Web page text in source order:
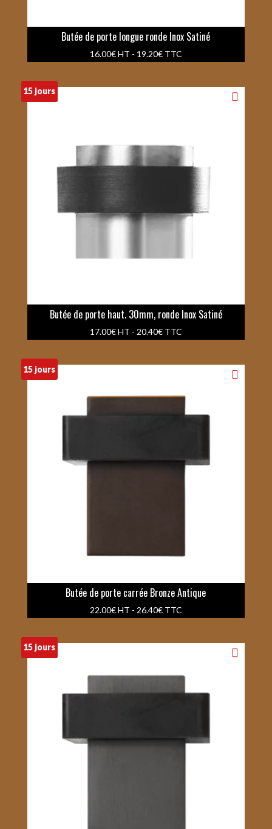
Butée de porte longue ronde Inox Satiné
16.00€HT - 19.20€TTC
15 jours
Butée de porte haut. 30mm, ronde Inox Satiné
17.00€HT - 20.40€TTC
15 jours
Butée de porte carrée Bronze Antique
22.00€HT - 26.40€TTC
15 jours